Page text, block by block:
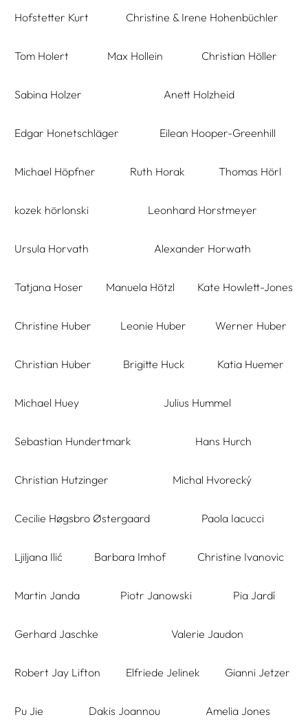
Hofstetter Kurt Christine & Irene Hohenbüchler
Tom Holert Max Hollein Christian Höller
Sabina Holzer Anett Holzheid
Edgar Honetschläger Eilean Hooper-Greenhill
Michael Höpfner Ruth Horak Thomas Hörl
kozek hörlonski Leonhard Horstmeyer
Ursula Horvath Alexander Horwath
Tatjana Hoser Manuela Hötzl Kate Howlett-Jones
Christine Huber Leonie Huber Werner Huber
Christian Huber Brigitte Huck Katia Huemer
Michael Huey Julius Hummel
Sebastian Hundertmark Hans Hurch
Christian Hutzinger Michal Hvorecký
Cecilie Høgsbro Østergaard Paola Iacucci
Ljiljana Ilić Barbara Imhof Christine Ivanovic
Martin Janda Piotr Janowski Pia Jardí
Gerhard Jaschke Valerie Jaudon
Robert Jay Lifton Elfriede Jelinek Gianni Jetzer
Pu Jie Dakis Joannou Amelia Jones